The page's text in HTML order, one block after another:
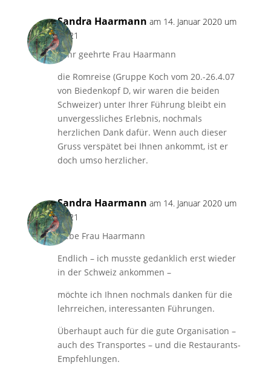
Sandra Haarmann am 14. Januar 2020 um
18:21
Sehr geehrte Frau Haarmann
die Romreise (Gruppe Koch vom 20.-26.4.07
von Biedenkopf D, wir waren die beiden
Schweizer) unter Ihrer Führung bleibt ein
unvergessliches Erlebnis, nochmals
herzlichen Dank dafür. Wenn auch dieser
Gruss verspätet bei Ihnen ankommt, ist er
doch umso herzlicher.
Sandra Haarmann am 14. Januar 2020 um
18:21
Liebe Frau Haarmann
Endlich – ich musste gedanklich erst wieder
in der Schweiz ankommen –
möchte ich Ihnen nochmals danken für die
lehrreichen, interessanten Führungen.
Überhaupt auch für die gute Organisation –
auch des Transportes – und die Restaurants-
Empfehlungen.